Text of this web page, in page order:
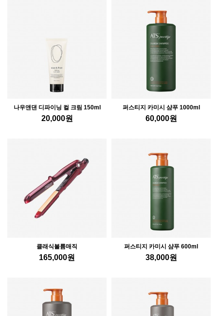
나우앤댄 디파이닝 컬 크림 150ml
20,000원
퍼스티지 카미시 샴푸 1000ml
60,000원
클래식볼륨매직
165,000원
퍼스티지 카미시 샴푸 600ml
38,000원